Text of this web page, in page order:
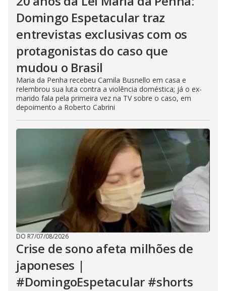
Domingo Espetacular traz
entrevistas exclusivas com os
protagonistas do caso que
mudou o Brasil
Maria da Penha recebeu Camila Busnello em casa e
relembrou sua luta contra a violência doméstica; já o ex-
marido fala pela primeira vez na TV sobre o caso, em
depoimento a Roberto Cabrini
DO R7/07/08/2026
Crise de sono afeta milhões de
japoneses |
#DomingoEspetacular #shorts